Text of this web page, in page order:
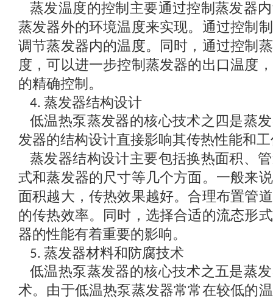
蒸发温度的控制主要通过控制蒸发器
蒸发器外的环境温度来实现。通过控制
调节蒸发器内的温度。同时，通过控制
度，可以进一步控制蒸发器的出口温度
的精确控制。
4. 蒸发器结构设计
低温热泵蒸发器的核心技术之四是蒸
发器的结构设计直接影响其传热性能和
蒸发器结构设计主要包括换热面积、
式和蒸发器的尺寸等几个方面。一般来
面积越大，传热效果越好。合理布置管
的传热效率。同时，选择合适的流态形
器的性能有着重要的影响。
5. 蒸发器材料和防腐技术
低温热泵蒸发器的核心技术之五是蒸
术。由于低温热泵蒸发器常常在较低的